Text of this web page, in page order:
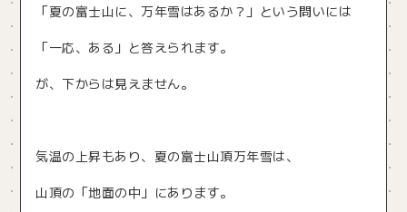
「夏の富士山に、万年雪はあるか？」という問いには
「一応、ある」と答えられます。
が、下からは見えません。
気温の上昇もあり、夏の富士山頂万年雪は、
山頂の「地面の中」にあります。